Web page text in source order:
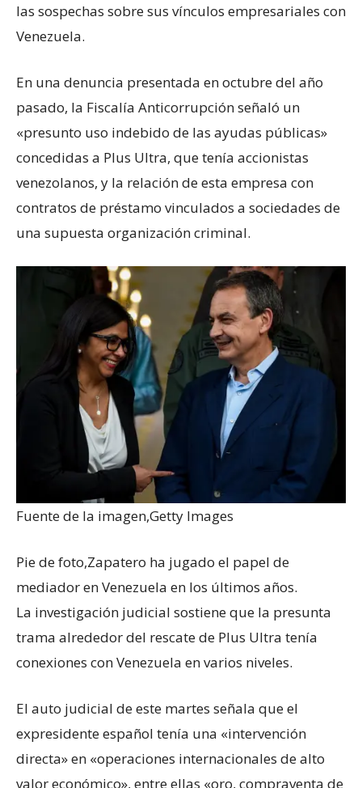
las sospechas sobre sus vínculos empresariales con
Venezuela.
En una denuncia presentada en octubre del año
pasado, la Fiscalía Anticorrupción señaló un
«presunto uso indebido de las ayudas públicas»
concedidas a Plus Ultra, que tenía accionistas
venezolanos, y la relación de esta empresa con
contratos de préstamo vinculados a sociedades de
una supuesta organización criminal.
Fuente de la imagen,Getty Images
Pie de foto,Zapatero ha jugado el papel de
mediador en Venezuela en los últimos años.
La investigación judicial sostiene que la presunta
trama alrededor del rescate de Plus Ultra tenía
conexiones con Venezuela en varios niveles.
El auto judicial de este martes señala que el
expresidente español tenía una «intervención
directa» en «operaciones internacionales de alto
valor económico», entre ellas «oro, compraventa de